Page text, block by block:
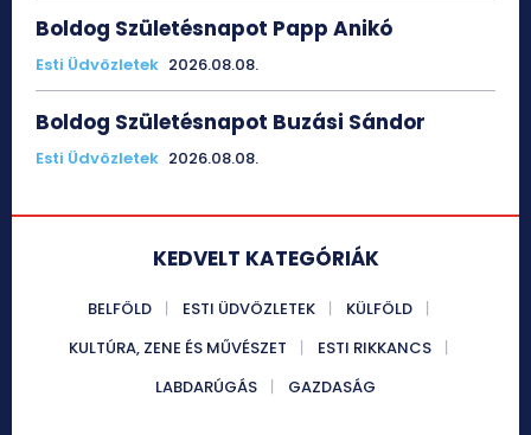
Boldog Születésnapot Papp Anikó
Esti Üdvözletek 2026.08.08.
Boldog Születésnapot Buzási Sándor
Esti Üdvözletek 2026.08.08.
KEDVELT KATEGÓRIÁK
BELFÖLD ESTI ÜDVÖZLETEK
KÜLFÖLD
KULTÚRA, ZENE ÉS MŰVÉSZET
ESTI RIKKANCS
LABDARÚGÁS
GAZDASÁG